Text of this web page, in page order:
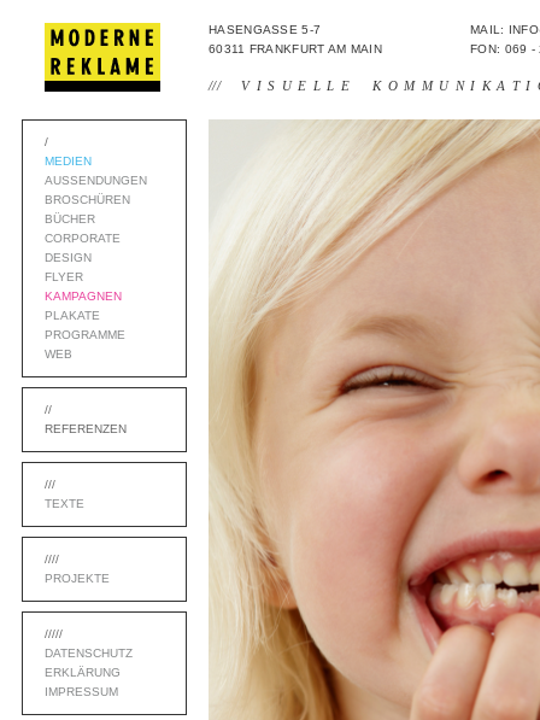
HASENGASSE 5-7
60311 FRANKFURT AM MAIN
MAIL:
FON: 069 -
/// VISUELLE
/
MEDIEN
AUSSENDUNGEN
BROSCHÜREN
BÜCHER
CORPORATE
DESIGN
FLYER
KAMPAGNEN
PLAKATE
PROGRAMME
WEB
//
REFERENZEN
///
TEXTE
////
PROJEKTE
/////
DATENSCHUTZ
ERKLÄRUNG
IMPRESSUM